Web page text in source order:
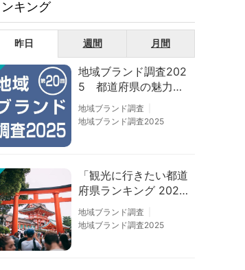
キング
昨日 週間 月間
地域ブランド調査202
5 都道府県の魅力度
等調査結果
地域ブランド調査
地域ブランド調査2025
「観光に行きたい都道
府県ランキング 202
6」京都は低下、神奈
川上昇
地域ブランド調査
地域ブランド調査2025